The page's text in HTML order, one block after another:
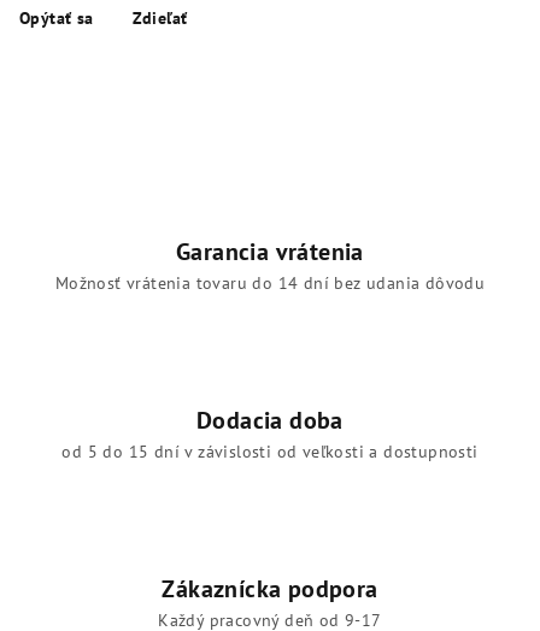
Opýtať sa Zdieľať
Garancia vrátenia
Možnosť vrátenia tovaru do 14 dní bez udania dôvodu
Dodacia doba
od 5 do 15 dní v závislosti od veľkosti a dostupnosti
Zákaznícka podpora
Každý pracovný deň od 9-17